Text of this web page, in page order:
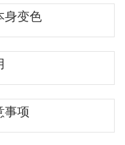
身变色
事项